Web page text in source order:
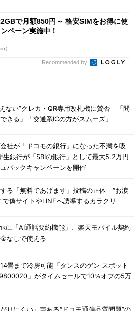
で月額850円～ 格安SIMをお得に使
ペーン実施中！
）
Recommended by
ない”クレカ・QR専用改札機に賛否 「問
きる」「交通系ICの方がスムーズ」
社が「ドコモの銀行」になった不満を吸
銀行が「SBIの銀行」として最大5.2万円
バックキャンペーンを開催
る「無料であげます」投稿の正体 “お涙
で偽サイトやLINEへ誘導するカラクリ
に「AI通話要約機能」、楽天モバイル契約
なしで使える
畳まで冷房可能「タンスのゲン スポット
」がタイムセールで10％オフの5万